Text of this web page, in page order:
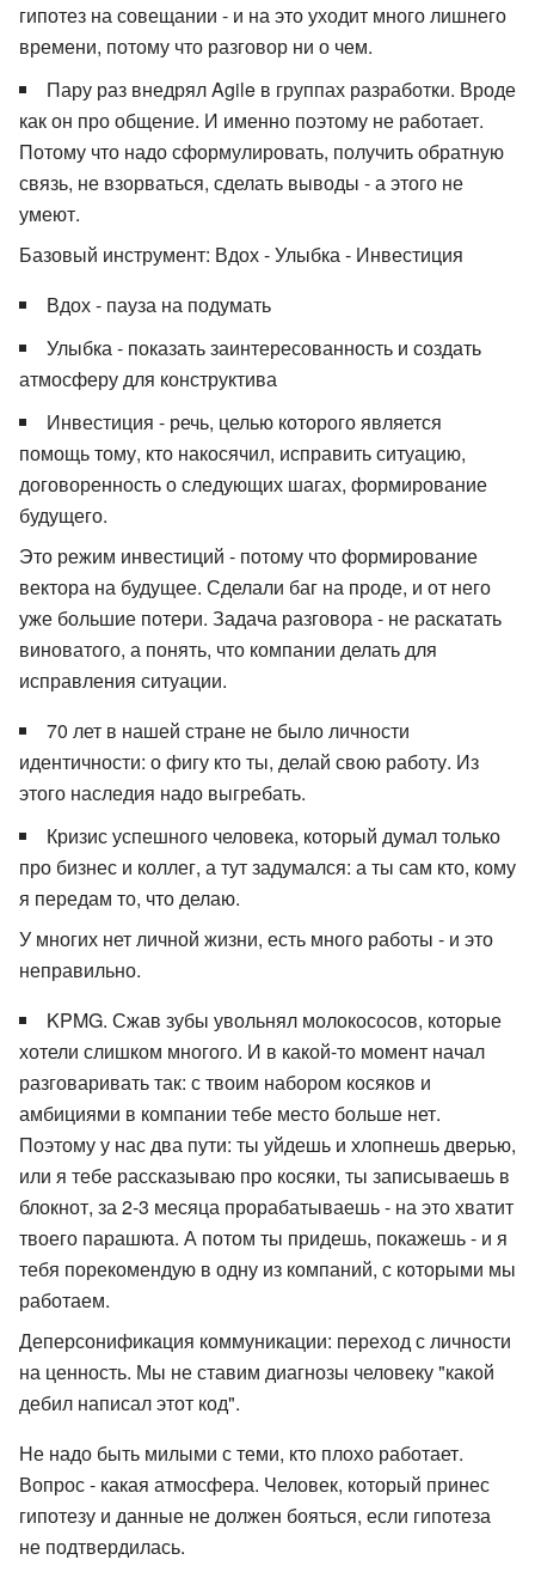
гипотез на совещании - и на это уходит много лишнего
времени, потому что разговор ни о чем.
Пару раз внедрял Agile в группах разработки. Вроде
как он про общение. И именно поэтому не работает.
Потому что надо сформулировать, получить обратную
связь, не взорваться, сделать выводы - а этого не
умеют.
Базовый инструмент: Вдох - Улыбка - Инвестиция
Вдох - пауза на подумать
Улыбка - показать заинтересованность и создать
атмосферу для конструктива
Инвестиция - речь, целью которого является
помощь тому, кто накосячил, исправить ситуацию,
договоренность о следующих шагах, формирование
будущего.
Это режим инвестиций - потому что формирование
вектора на будущее. Сделали баг на проде, и от него
уже большие потери. Задача разговора - не раскатать
виноватого, а понять, что компании делать для
исправления ситуации.
70 лет в нашей стране не было личности
идентичности: о фигу кто ты, делай свою работу. Из
этого наследия надо выгребать.
Кризис успешного человека, который думал только
про бизнес и коллег, а тут задумался: а ты сам кто, кому
я передам то, что делаю.
У многих нет личной жизни, есть много работы - и это
неправильно.
KPMG. Сжав зубы увольнял молокососов, которые
хотели слишком многого. И в какой-то момент начал
разговаривать так: с твоим набором косяков и
амбициями в компании тебе место больше нет.
Поэтому у нас два пути: ты уйдешь и хлопнешь дверью,
или я тебе рассказываю про косяки, ты записываешь в
блокнот, за 2-3 месяца прорабатываешь - на это хватит
твоего парашюта. А потом ты придешь, покажешь - и я
тебя порекомендую в одну из компаний, с которыми мы
работаем.
Деперсонификация коммуникации: переход с личности
на ценность. Мы не ставим диагнозы человеку "какой
дебил написал этот код".
Не надо быть милыми с теми, кто плохо работает.
Вопрос - какая атмосфера. Человек, который принес
гипотезу и данные не должен бояться, если гипотеза
не подтвердилась.